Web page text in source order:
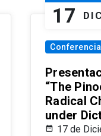
17 DIC
“The
Radical
under
17 de